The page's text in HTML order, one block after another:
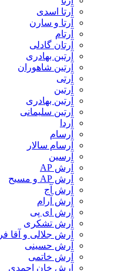
آرتا اسدی
آرتا و سارن
آرتام
آرتان گادلی
آرتبن بهادری
آرتين شاهوران
آرتی
آرتین
آرتین بهادری
آرتین سلیمانی
آردا
آرسام
آرسام سالار
آرسین
آرش AP
آرش AP و مسیح
آرش آج
آرش آرام
آرش ای پی
آرش تشکری
آرش جلالی و آقا فرا
آرش حسینی
آرش خاتمی
آرش خان احمدی